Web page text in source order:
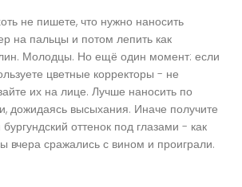
не пишете, что нужно наносить
на пальцы и потом лепить как
Молодцы. Но ещё один момент: если
цветные корректоры - не
их на лице. Лучше наносить по
дожидаясь высыхания. Иначе получите
оттенок под глазами - как
вчера сражались с вином и проиграли.